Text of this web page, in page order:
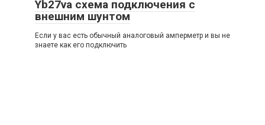
Yb27va схема подключения с
внешним шунтом
Если у вас есть обычный аналоговый амперметр и вы не
знаете как его подключить